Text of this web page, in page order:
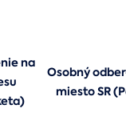
na
Osobný
miesto SR